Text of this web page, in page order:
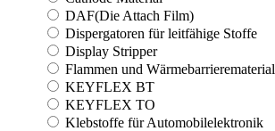
DAF(Die Attach Film)
Dispergatoren für leitfähige Stoffe
Display Stripper
Flammen und Wärmebarrierematerial
KEYFLEX BT
KEYFLEX TO
Klebstoffe für Automobilelektronik